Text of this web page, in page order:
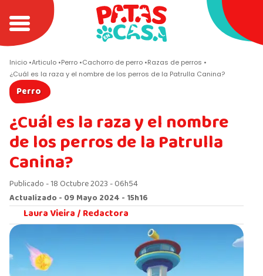
Inicio Articulo Perro Cachorro de perro Razas de perros
¿Cuál es la raza y el nombre de los perros de la Patrulla Canina?
Perro
¿Cuál es la raza y el nombre
de los perros de la Patrulla
Canina?
Publicado - 18 Octubre 2023 - 06h54
Actualizado - 09 Mayo 2024 - 15h16
Laura Vieira /Redactora